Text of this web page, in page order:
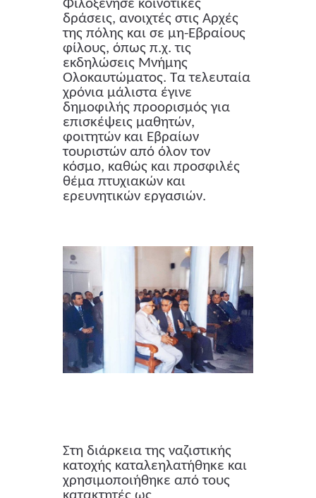
Φιλοξένησε κοινοτικές
δράσεις, ανοιχτές στις Αρχές
της πόλης και σε μη-Εβραίους
φίλους, όπως π.χ. τις
εκδηλώσεις Μνήμης
Ολοκαυτώματος. Τα τελευταία
χρόνια μάλιστα έγινε
δημοφιλής προορισμός για
επισκέψεις μαθητών,
φοιτητών και Εβραίων
τουριστών από όλον τον
κόσμο, καθώς και προσφιλές
θέμα πτυχιακών και
ερευνητικών εργασιών.
Στη διάρκεια της ναζιστικής
κατοχής καταλεηλατήθηκε και
χρησιμοποιήθηκε από τους